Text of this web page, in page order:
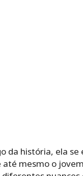
da história, ela
até mesmo o